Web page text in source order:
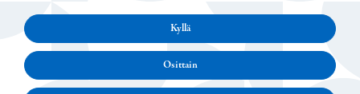
Kyllä
Osittain